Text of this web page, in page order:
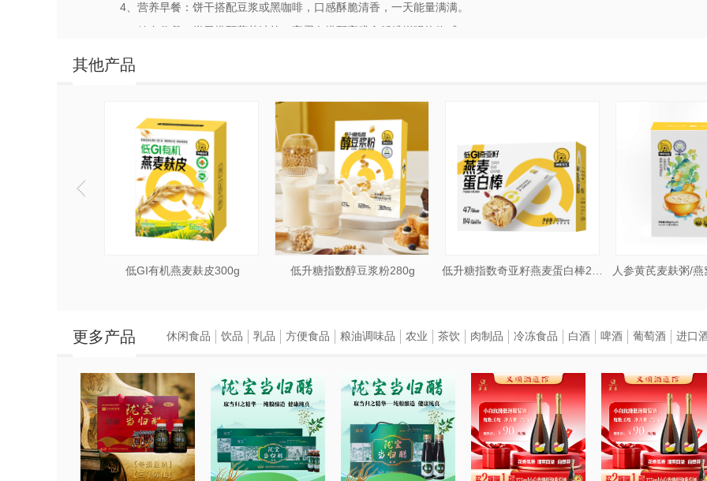
4、营养早餐：饼干搭配豆浆或黑咖啡，口感酥脆清香，一天能量满满。
5、健身代餐：饼干搭配蔬菜沙拉，高蛋白搭配高膳食纤维增强饱腹感。
其他产品
低GI有机燕麦麸皮300g 低升糖指数醇豆浆粉280g
更多产品 休闲食品 饮品 乳品 方便食品 粮油调味品 农业 茶饮 肉制品 冷冻食品 白酒 啤酒 葡萄酒 进口